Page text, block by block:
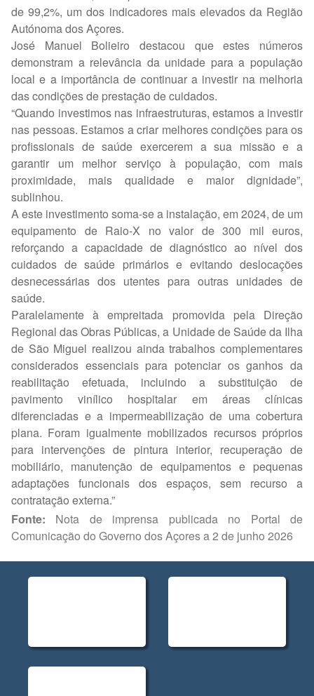
de 99,2%, um dos indicadores mais elevados da Região
Autónoma dos Açores.
José Manuel Bolieiro destacou que estes números
demonstram a relevância da unidade para a população
local e a importância de continuar a investir na melhoria
das condições de prestação de cuidados.
“Quando investimos nas infraestruturas, estamos a investir
nas pessoas. Estamos a criar melhores condições para os
profissionais de saúde exercerem a sua missão e a
garantir um melhor serviço à população, com mais
proximidade, mais qualidade e maior dignidade”,
sublinhou.
A este investimento soma-se a instalação, em 2024, de um
equipamento de Raio-X no valor de 300 mil euros,
reforçando a capacidade de diagnóstico ao nível dos
cuidados de saúde primários e evitando deslocações
desnecessárias dos utentes para outras unidades de
saúde.
Paralelamente à empreitada promovida pela Direção
Regional das Obras Públicas, a Unidade de Saúde da Ilha
de São Miguel realizou ainda trabalhos complementares
considerados essenciais para potenciar os ganhos da
reabilitação efetuada, incluindo a substituição de
pavimento vinílico hospitalar em áreas clínicas
diferenciadas e a impermeabilização de uma cobertura
plana. Foram igualmente mobilizados recursos próprios
para intervenções de pintura interior, recuperação de
mobiliário, manutenção de equipamentos e pequenas
adaptações funcionais dos espaços, sem recurso a
contratação externa.”
Fonte: Nota de imprensa publicada no Portal de
Comunicação do Governo dos Açores a 2 de junho 2026